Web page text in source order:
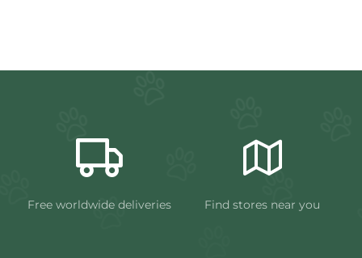
Free worldwide deliveries Find stores near you